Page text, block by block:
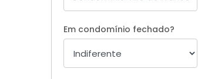
Em condomínio fechado?